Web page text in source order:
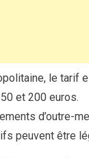
le tarif
et 200 euros.
d’outre-
peuvent être